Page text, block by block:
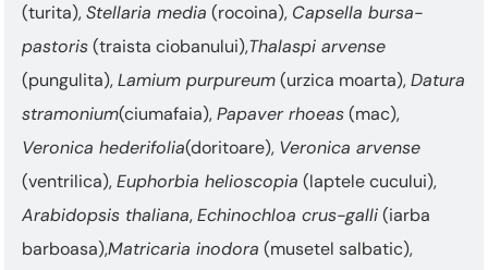
(turita),Stellaria media (rocoina), Capsella bursa-
pastoris(traista ciobanului),Thalaspi arvense
(pungulita),Lamium purpureum(urzica moarta),Datura
stramonium(ciumafaia),Papaver rhoeas(mac),
Veronica hederifolia(doritoare), Veronica arvense
(ventrilica),Euphorbia helioscopia (laptele cucului),
Arabidopsis thaliana,Echinochloa crus-galli(iarba
barboasa),Matricaria inodora (musetel salbatic),